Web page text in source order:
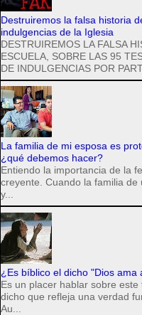
Destruiremos la falsa historia
indulgencias de la Iglesia
DESTRUIREMOS LA FALSA
ESCUELA, SOBRE LAS 95
DE INDULGENCIAS POR
La familia de mi esposa es
¿qué debemos hacer?
Entiendo la importancia de la
creyente. Cuando la familia
y...
¿Es bíblico el dicho "Dios
Es un placer hablar sobre
dicho que refleja una verdad
Au...